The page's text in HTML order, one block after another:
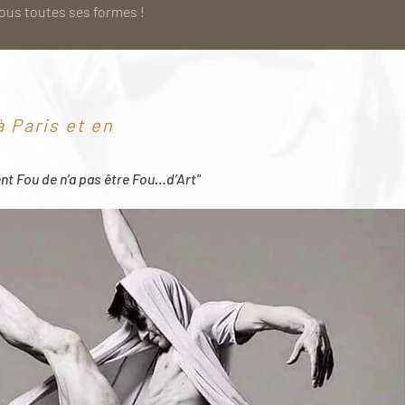
toutes ses formes !
Paris et en
Fou de n’a pas être Fou…d’Art"